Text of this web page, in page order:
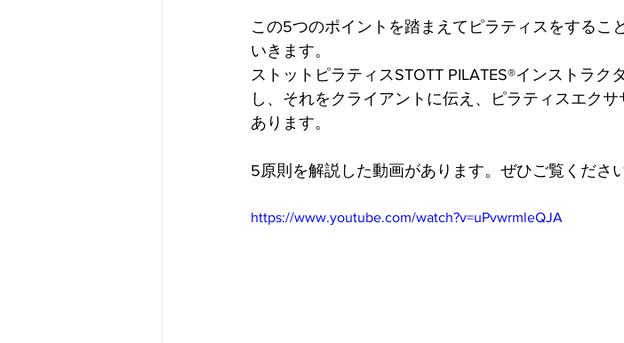
この5つのポイントを踏まえてピラティスをするこ
いきます。
ストットピラティスSTOTT PILATES®インストラ
し、それをクライアントに伝え、ピラティスエク
あります。
5原則を解説した動画があります。ぜひご覧くださ
https://www.youtube.com/watch?v=uPvwrmleQJA